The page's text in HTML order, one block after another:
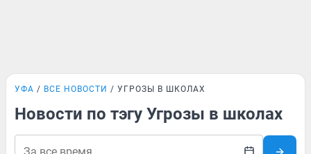
УФА ВСЕ НОВОСТИ УГРОЗЫ В ШКОЛАХ
Новости по тэгу Угрозы в школах